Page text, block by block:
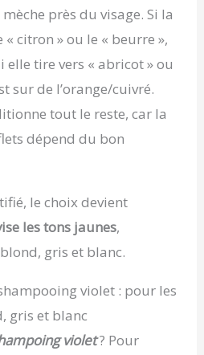
près du visage. Si la
citron » ou le « beurre »,
elle tire vers « abricot » ou
sur de l’orange/cuivré.
tout le reste, car la
dépend du bon
le choix devient
les tons jaunes,
gris et blanc.
violet : pour les
gris et blanc
violet? Pour